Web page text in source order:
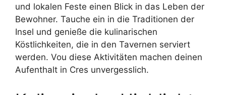
und lokalen Feste einen Blick in das Leben der
Bewohner. Tauche ein in die Traditionen der
Insel und genieße die kulinarischen
Köstlichkeiten, die in den Tavernen serviert
werden. Vou diese Aktivitäten machen deinen
Aufenthalt in Cres unvergesslich.